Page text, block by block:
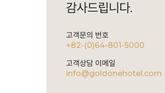
감사드립니다.
고객문의 번호
+82-(0)64-801-5000
고객상담 이메일
info@goldonehotel.com